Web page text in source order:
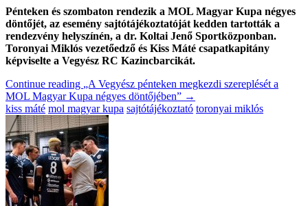
Pénteken és szombaton rendezik a MOL Magyar Kupa négyes
döntőjét, az esemény sajtótájékoztatóját kedden tartották a
rendezvény helyszínén, a dr. Koltai Jenő Sportközponban.
Toronyai Miklós vezetőedző és Kiss Máté csapatkapitány
képviselte a Vegyész RC Kazincbarcikát.
Continue reading „A Vegyész pénteken megkezdi szereplését a
MOL Magyar Kupa négyes döntőjében” →
kiss máté mol magyar kupa sajtótájékoztató toronyai miklós